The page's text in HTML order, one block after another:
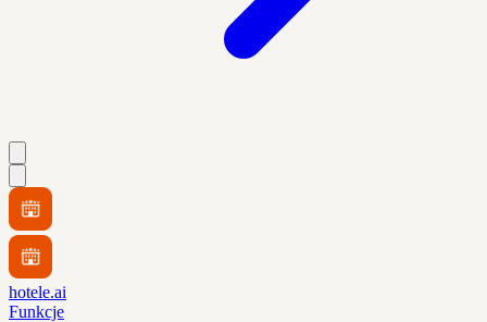
hotele.ai
Funkcje